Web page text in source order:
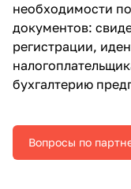
необходимости
документов:
регистрации,
бухгалтерию
Вопросы по